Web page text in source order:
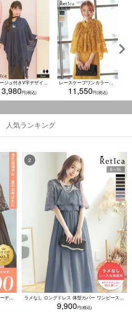
コサージュ付きV字デザイン大判ショール
3,980
レースケープワンカラー七分袖ハイネックタイトミニパーティードレス (Sサイズ～XXLサイズ)
11,550
人気ランキング
「全部選べる！」パーティードレスフルコーデセット (ドレス1点＋バッグ1点＋アクセ1点+靴1足/4点15000円(税込)/靴なしで12000円(税込)) ラメなし ロングドレス 体型カバー ワンピース 敏感肌対応 結婚式 二次会 お呼ばれ 大人 上品 (Sサイズ～5Lサイズ)
9,900